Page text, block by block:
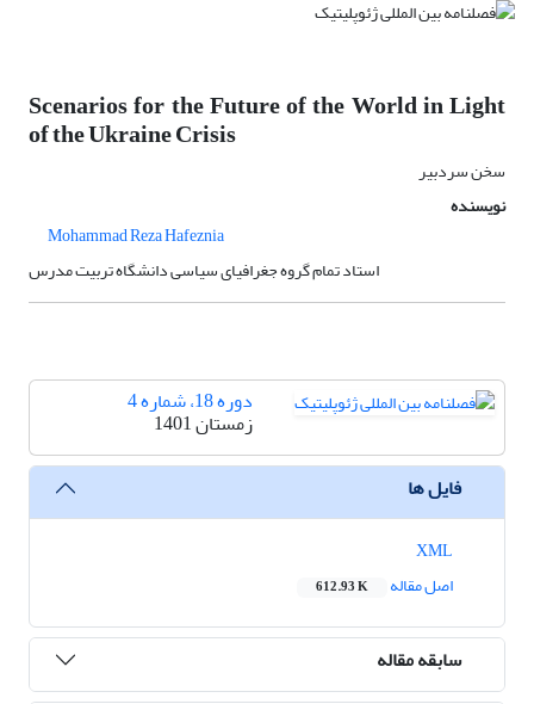
Scenarios for the Future of the World in Light
of the Ukraine Crisis
سخن سردبیر
نویسنده
Mohammad Reza Hafeznia
استاد تمام گروه جغرافیای سیاسی دانشگاه تربیت مدرس
دوره 18، شماره 4
زمستان 1401
فایل ها
اصل مقاله
612.93 K
سابقه مقاله